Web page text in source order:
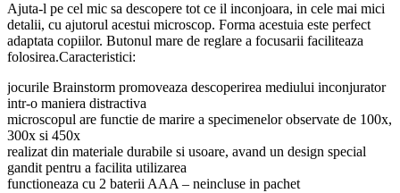
Ajuta-l pe cel mic sa descopere tot ce il inconjoara, in cele mai mici
detalii, cu ajutorul acestui microscop. Forma acestuia este perfect
adaptata copiilor. Butonul mare de reglare a focusarii faciliteaza
folosirea.Caracteristici:
jocurile Brainstorm promoveaza descoperirea mediului inconjurator
intr-o maniera distractiva
microscopul are functie de marire a specimenelor observate de 100x,
300x si 450x
realizat din materiale durabile si usoare, avand un design special
gandit pentru a facilita utilizarea
functioneaza cu 2 baterii AAA – neincluse in pachet